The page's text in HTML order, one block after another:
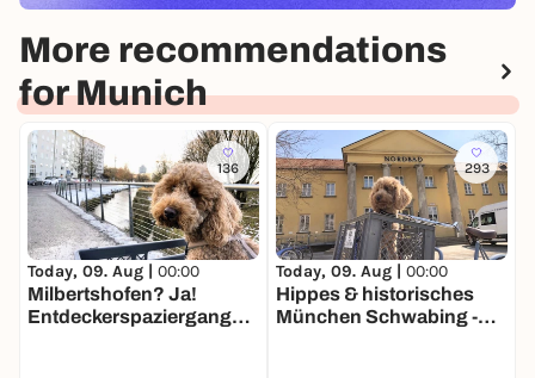
More recommendations
for Munich
136
Today, 09. Aug | 00:00
Milbertshofen? Ja!
Entdeckerspaziergang
293
Today, 09. Aug | 00:00
Hippes & historisches
München Schwabing -